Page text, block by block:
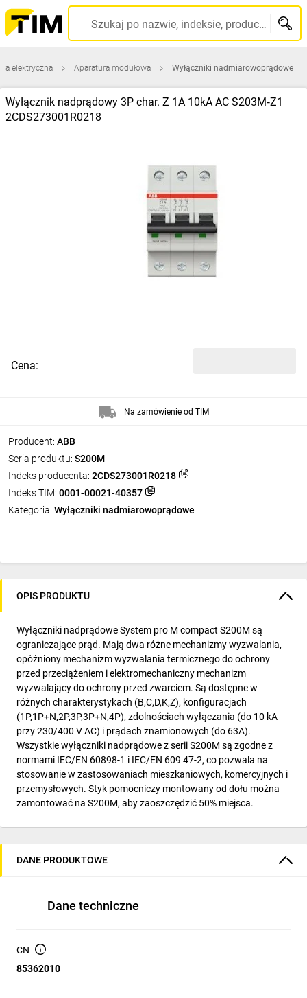
Szukaj po nazwie, indeksie, producencie, kodzie kreskowym...
elektryczna Aparatura modułowa Wyłączniki nadmiarowoprądowe
Wyłącznik nadprądowy 3P char. Z 1A 10kA AC S203M‑Z1
2CDS273001R0218
Producent: ABB
Seria produktu: S200M
Indeks producenta: 2CDS273001R0218
Indeks TIM: 0001-00021-40357
Kategoria: Wyłączniki nadmiarowoprądowe
Cena:
Na zamówienie od TIM
OPIS PRODUKTU
Wyłączniki nadprądowe System pro M compact S200M są
ograniczające prąd. Mają dwa różne mechanizmy wyzwalania,
opóźniony mechanizm wyzwalania termicznego do ochrony
przed przeciążeniem i elektromechaniczny mechanizm
wyzwalający do ochrony przed zwarciem. Są dostępne w
różnych charakterystykach (B,C,D,K,Z), konfiguracjach
(1P,1P+N,2P,3P,3P+N,4P), zdolnościach wyłączania (do 10 kA
przy 230/400 V AC) i prądach znamionowych (do 63A).
Wszystkie wyłączniki nadprądowe z serii S200M są zgodne z
normami IEC/EN 60898-1 i IEC/EN 609 47-2, co pozwala na
stosowanie w zastosowaniach mieszkaniowych, komercyjnych i
przemysłowych. Styk pomocniczy montowany od dołu można
zamontować na S200M, aby zaoszczędzić 50% miejsca.
DANE PRODUKTOWE
Dane techniczne
CN
85362010